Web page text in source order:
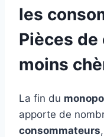
les
Pièces
moins
La fin du
apporte de
consommateurs